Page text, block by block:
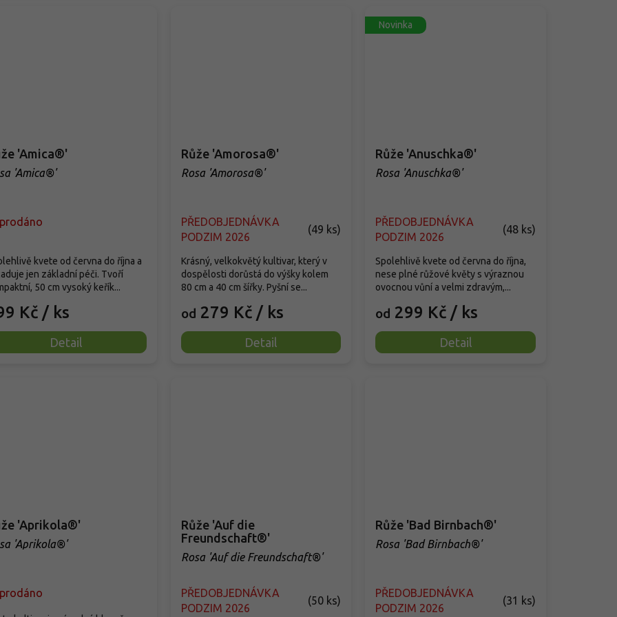
'Amica®'
'Amica®'
Kč / ks
Detail
kvete od června do října a
jen základní péči. Tvoří
50 cm vysoký keřík...
Růže 'Amorosa®'
Rosa 'Amorosa®'
PŘEDOBJEDNÁVKA
PODZIM 2026
(49 ks)
od 279 Kč / ks
Detail
Krásný, velkokvětý kultivar, který v
dospělosti dorůstá do výšky kolem
80 cm a 40 cm šířky. Pyšní se...
Novinka
Růže 'Anuschka®'
Rosa 'Anuschka®'
PŘEDOBJEDNÁVKA
PODZIM 2026
(48 ks)
od 299 Kč / ks
Detail
Spolehlivě kvete od června do října,
nese plné růžové květy s výraznou
ovocnou vůní a velmi zdravým,...
'Aprikola®'
'Aprikola®'
Růže 'Auf die
Freundschaft®'
Rosa 'Auf die Freundschaft®'
PŘEDOBJEDNÁVKA
PODZIM 2026
(50 ks)
Růže 'Bad Birnbach®'
Rosa 'Bad Birnbach®'
PŘEDOBJEDNÁVKA
PODZIM 2026
(31 ks)